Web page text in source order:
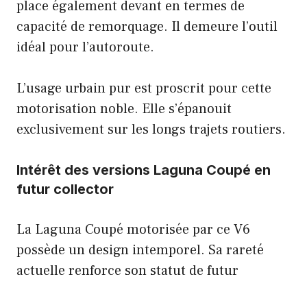
place également devant en termes de
capacité de remorquage. Il demeure l’outil
idéal pour l’autoroute.
L’usage urbain pur est proscrit pour cette
motorisation noble. Elle s’épanouit
exclusivement sur les longs trajets routiers.
Intérêt des versions Laguna Coupé en
futur collector
La Laguna Coupé motorisée par ce V6
possède un design intemporel. Sa rareté
actuelle renforce son statut de futur